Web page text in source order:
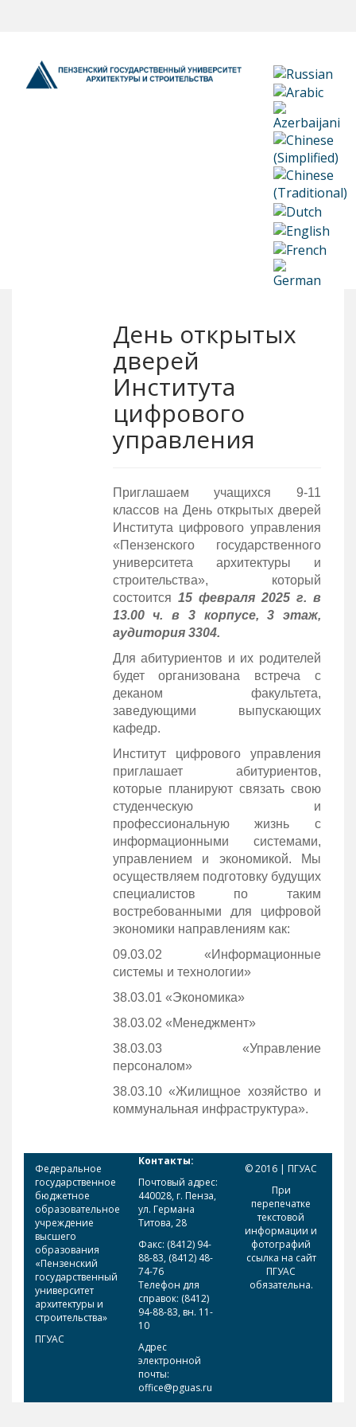
День открытых
дверей
Института
цифрового
управления
Приглашаем учащихся 9-11
классов на День открытых дверей
Института цифрового управления
«Пензенского государственного
университета архитектуры и
строительства», который
состоится 15 февраля 2025 г. в
13.00 ч. в 3 корпусе, 3 этаж,
аудитория 3304.
Для абитуриентов и их родителей
будет организована встреча с
деканом факультета,
заведующими выпускающих
кафедр.
Институт цифрового управления
приглашает абитуриентов,
которые планируют связать свою
студенческую и
профессиональную жизнь с
информационными системами,
управлением и экономикой. Мы
осуществляем подготовку будущих
специалистов по таким
востребованными для цифровой
экономики направлениям как:
09.03.02 «Информационные
системы и технологии»
38.03.01 «Экономика»
38.03.02 «Менеджмент»
38.03.03 «Управление
персоналом»
38.03.10 «Жилищное хозяйство и
коммунальная инфраструктура».
Федеральное
государственное
бюджетное
образовательное
учреждение
высшего
образования
«Пензенский
государственный
университет
архитектуры и
строительства»
ПГУАС
Контакты:
Почтовый адрес:
440028, г. Пенза,
ул. Германа
Титова, 28
Факс: (8412) 94-
88-83, (8412) 48-
74-76
Телефон для
справок: (8412)
94-88-83, вн. 11-
10
Адрес
электронной
почты:
office@pguas.ru
© 2016 | ПГУАС
При
перепечатке
текстовой
информации и
фотографий
ссылка на сайт
ПГУАС
обязательна.